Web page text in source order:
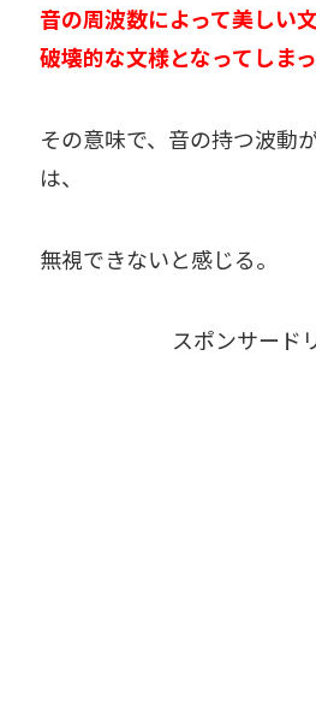
音の周波数によって美しい
破壊的な文様となってしま
その意味で、音の持つ波動
は、
無視できないと感じる。
スポンサード